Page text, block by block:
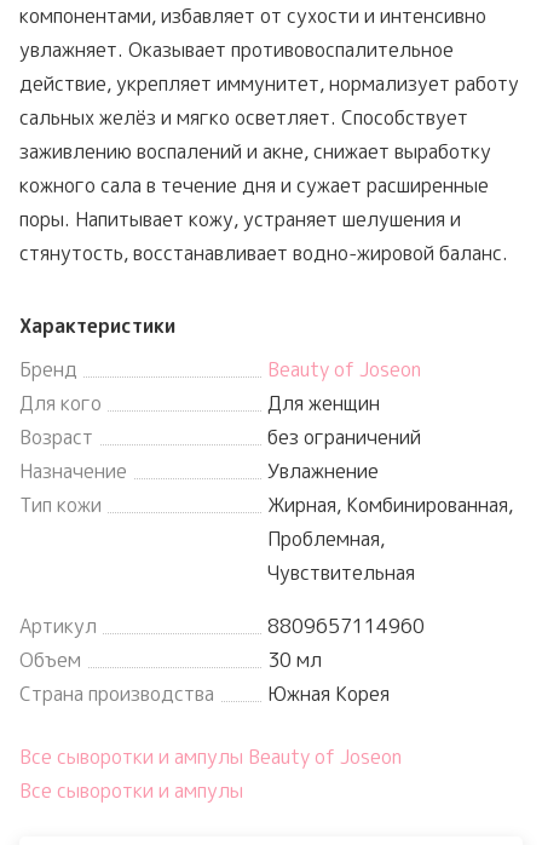
компонентами, избавляет от сухости и интенсивно
увлажняет. Оказывает противовоспалительное
действие, укрепляет иммунитет, нормализует работу
сальных желёз и мягко осветляет. Способствует
заживлению воспалений и акне, снижает выработку
кожного сала в течение дня и сужает расширенные
поры. Напитывает кожу, устраняет шелушения и
стянутость, восстанавливает водно-жировой баланс.
Характеристики
Бренд
Beauty of Joseon
Для кого
Для женщин
Возраст
без ограничений
Назначение
Увлажнение
Тип кожи
Жирная, Комбинированная,
Проблемная,
Чувствительная
Артикул
8809657114960
Объем
30 мл
Страна производства
Южная Корея
Все сыворотки и ампулы Beauty of Joseon
Все сыворотки и ампулы